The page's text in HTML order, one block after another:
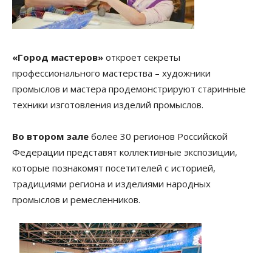
«Город мастеров» откроет секреты
профессионального мастерства – художники
промыслов и мастера продемонстрируют старинные
техники изготовления изделий промыслов.
Во втором зале более 30 регионов Российской
Федерации представят коллективные экспозиции,
которые познакомят посетителей с историей,
традициями региона и изделиями народных
промыслов и ремесленников.